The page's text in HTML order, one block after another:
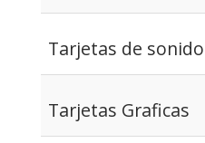
Tarjetas de sonido
Tarjetas Graficas